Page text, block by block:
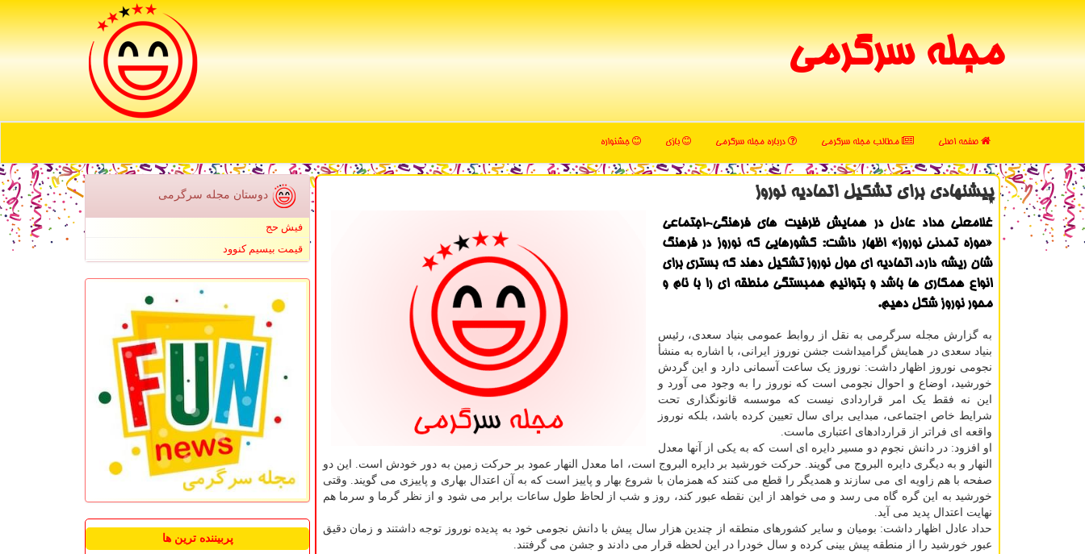
مجله سرگرمی
صفحه اصلی مطالب مجله سرگرمی درباره مجله سرگرمی بازی جشنواره
پیشنهادی برای تشكیل اتحادیه نوروز
غلامعلی حداد عادل در همایش ظرفیت های فرهنگی-اجتماعی
«حوزه تمدنی نوروز» اظهار داشت: کشورهایی که نوروز در فرهنگ
شان ریشه دارد، اتحادیه ای حول نوروز تشکیل دهند که بستری برای
انواع همکاری ها باشد و بتوانیم همبستگی منطقه ای را با نام و
محور نوروز شکل دهیم.
به گزارش مجله سرگرمی به نقل از روابط عمومی بنیاد سعدی، رئیس
بنیاد سعدی در همایش گرامیداشت جشن نوروز ایرانی، با اشاره به منشأ
نجومی نوروز اظهار داشت: نوروز یک ساعت آسمانی دارد و این گردش
خورشید، اوضاع و احوال نجومی است که نوروز را به وجود می آورد و
این نه فقط یک امر قراردادی نیست که موسسه قانونگذاری تحت
شرایط خاص اجتماعی، مبدایی برای سال تعیین کرده باشد، بلکه نوروز
واقعه ای فراتر از قراردادهای اعتباری ماست.
او افزود: در دانش نجوم دو مسیر دایره ای است که به یکی از آنها معدل
النهار و به دیگری دایره البروج می گویند. حرکت خورشید بر دایره البروج است، اما معدل النهار عمود بر حرکت زمین به دور خودش است. این دو
صفحه با هم زاویه ای می سازند و همدیگر را قطع می کنند که همزمان با شروع بهار و پاییز است که به آن اعتدال بهاری و پاییزی می گویند. وقتی
خورشید به این گره گاه می رسد و می خواهد از این نقطه عبور کند، روز و شب از لحاظ طول ساعات برابر می شود و از نظر گرما و سرما هم
نهایت اعتدال پدید می آید.
حداد عادل اظهار داشت: بومیان و سایر کشورهای منطقه از چندین هزار سال پیش با دانش نجومی خود به پدیده نوروز توجه داشتند و زمان دقیق
عبور خورشید را از منطقه پیش بینی کرده و سال خودرا در این لحظه قرار می دادند و جشن می گرفتند.
دوستان مجله سرگرمی
فیش حج
قیمت بیسیم کنوود
پربیننده ترین ها